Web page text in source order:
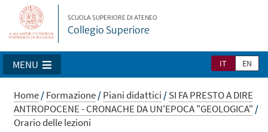
SCUOLA SUPERIORE DI ATENEO
Collegio Superiore
IT EN
MENU
Home/Formazione/Piani didattici /SI FA PRESTO A DIRE
ANTROPOCENE - CRONACHE DA UN'EPOCA "GEOLOGICA" /
Orario delle lezioni